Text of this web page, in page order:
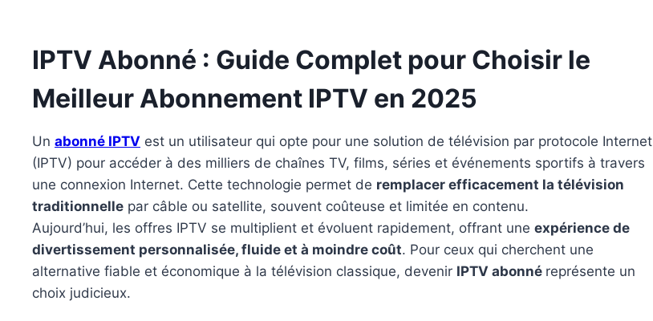
IPTV Abonné : Guide Complet pour Choisir le
Meilleur Abonnement IPTV en 2025
Un abonné IPTV est un utilisateur qui opte pour une solution de télévision par protocole Internet
(IPTV) pour accéder à des milliers de chaînes TV, films, séries et événements sportifs à travers
une connexion Internet. Cette technologie permet de remplacer efficacement la télévision
traditionnelle par câble ou satellite, souvent coûteuse et limitée en contenu.
Aujourd’hui, les offres IPTV se multiplient et évoluent rapidement, offrant une expérience de
divertissement personnalisée, fluide et à moindre coût. Pour ceux qui cherchent une
alternative fiable et économique à la télévision classique, devenir IPTV abonné représente un
choix judicieux.